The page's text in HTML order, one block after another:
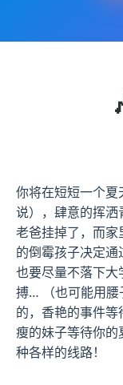
你将在短短一个
说），肆意的挥
老爸挂掉了，而
的倒霉孩子决定通
也要尽量不落下
搏… （也可能用
的，香艳的事件
瘦的妹子等待你
种各样的线路！